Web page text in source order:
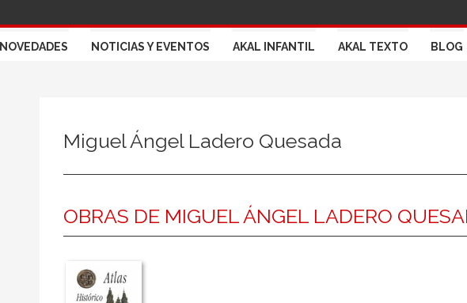
NOVEDADES NOTICIAS Y EVENTOS AKAL INFANTIL AKAL TEXTO BLOG
Miguel Ángel Ladero Quesada
OBRAS DE MIGUEL ÁNGEL LADERO